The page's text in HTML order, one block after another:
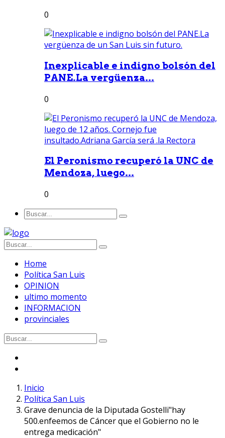
0
Inexplicable e indigno bolsón del
PANE.La vergüenza...
0
El Peronismo recuperó la UNC de
Mendoza, luego...
0
Home
Política San Luis
OPINION
ultimo momento
INFORMACION
provinciales
Inicio
Política San Luis
Grave denuncia de la Diputada Gostelli"hay
500.enfeemos de Cáncer que el Gobierno no le
entrega medicación"